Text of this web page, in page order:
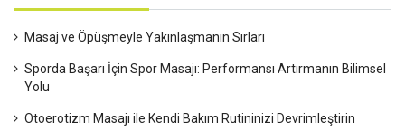
Masaj ve Öpüşmeyle Yakınlaşmanın Sırları
Sporda Başarı İçin Spor Masajı: Performansı Artırmanın Bilimsel
Yolu
Otoerotizm Masajı ile Kendi Bakım Rutininizi Devrimleştirin